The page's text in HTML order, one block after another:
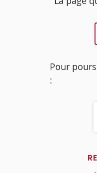
Pour
: